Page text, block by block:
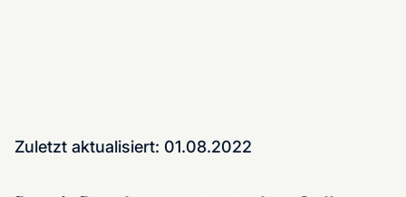
Zuletzt aktualisiert: 01.08.2022